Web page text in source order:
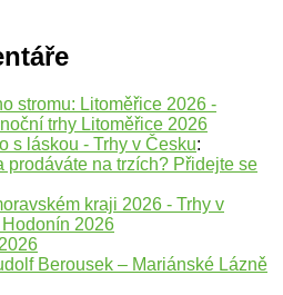
stromu: Litoměřice 2026 -
trhy Litoměřice 2026
s láskou - Trhy v Česku:
prodáváte na trzích? Přidejte se
kraji 2026 - Trhy v
2026
Berousek – Mariánské Lázně